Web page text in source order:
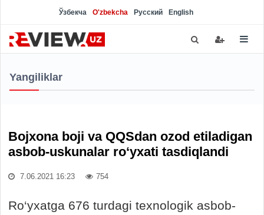
Ўзбекча O'zbekcha Русский English
Yangiliklar
Bojxona boji va QQSdan ozod etiladigan
asbob-uskunalar ro‘yxati tasdiqlandi
7.06.2021 16:23 754
Ro‘yxatga 676 turdagi texnologik asbob-